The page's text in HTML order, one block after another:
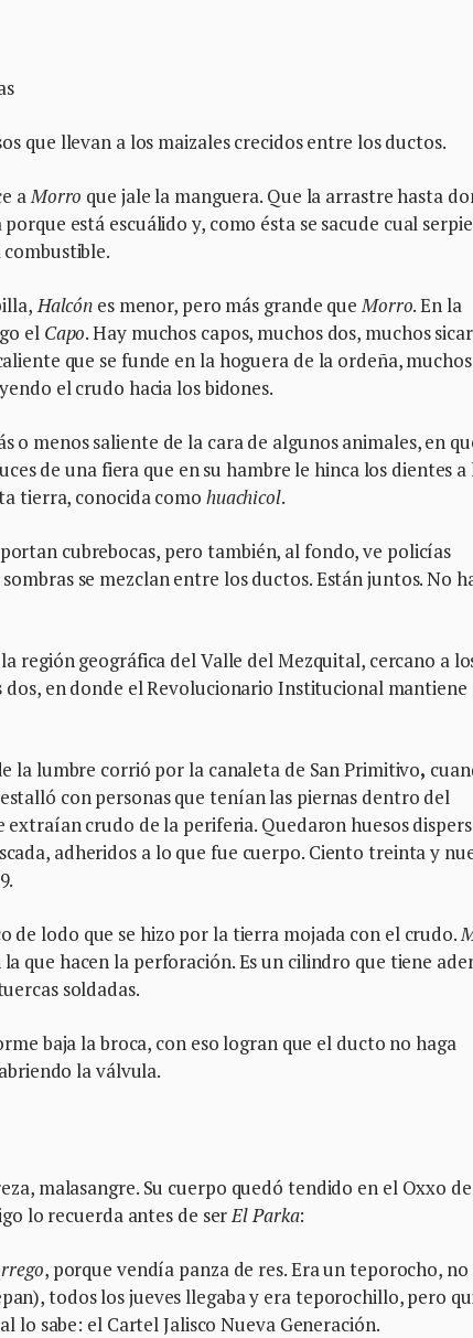
que llevan a los maizales crecidos entre los ductos.
aMorro que jale la manguera. Que la arrastre hasta
está escuálido y, como ésta se sacude cual
Halcón es menor, pero más grande queMorro. En la
elCapo. Hay muchos capos, muchos dos, muchos
que se funde en la hoguera de la ordeña, muchos
el crudo hacia los bidones.
o menos saliente de la cara de algunos animales, en
de una fiera que en su hambre le hinca los dientes a
tierra, conocida como huachicol.
cubrebocas, pero también, al fondo, ve policías
se mezclan entre los ductos. Están juntos. No
región geográfica del Valle del Mezquital, cercano a
en donde el Revolucionario Institucional mantiene
la lumbre corrió por la canaleta de San Primitivo,
con personas que tenían las piernas dentro del
crudo de la periferia. Quedaron huesos
adheridos a lo que fue cuerpo. Ciento treinta y
de lodo que se hizo por la tierra mojada con el crudo.
que hacen la perforación. Es un cilindro que tiene
soldadas.
baja la broca, con eso logran que el ducto no haga
la válvula.
malasangre. Su cuerpo quedó tendido en el Oxxo de
lo recuerda antes de ser El Parka:
, porque vendía panza de res. Era un teporocho, no
todos los jueves llegaba y era teporochillo, pero
lo sabe: el Cartel Jalisco Nueva Generación.